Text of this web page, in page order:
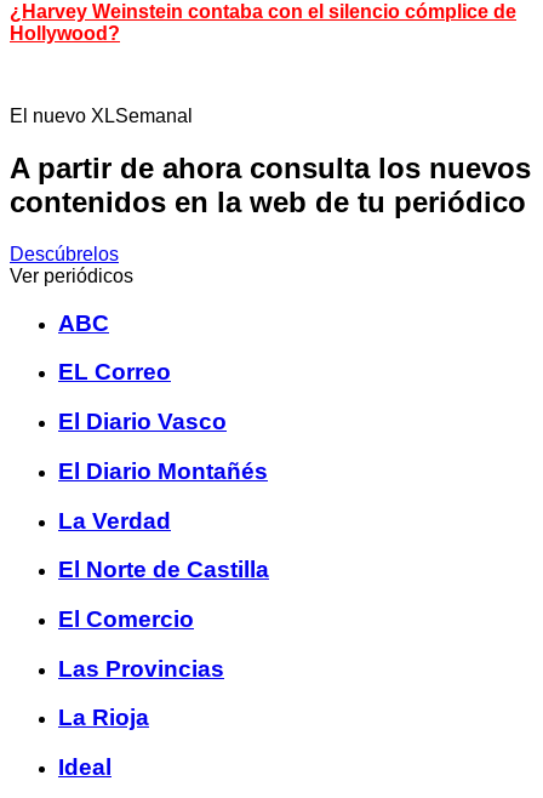
¿Harvey Weinstein contaba con el silencio cómplice de
Hollywood?
El nuevo XLSemanal
A partir de ahora consulta los nuevos
contenidos en la web de tu periódico
Descúbrelos
Ver periódicos
ABC
EL Correo
El Diario Vasco
El Diario Montañés
La Verdad
El Norte de Castilla
El Comercio
Las Provincias
La Rioja
Ideal